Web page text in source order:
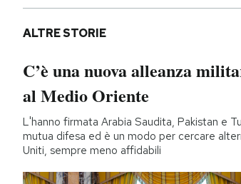
ALTRE STORIE
C’è una nuova alleanza
al Medio Oriente
L'hanno firmata Arabia Saudita, Pakistan e
mutua difesa ed è un modo per cercare
Uniti, sempre meno affidabili